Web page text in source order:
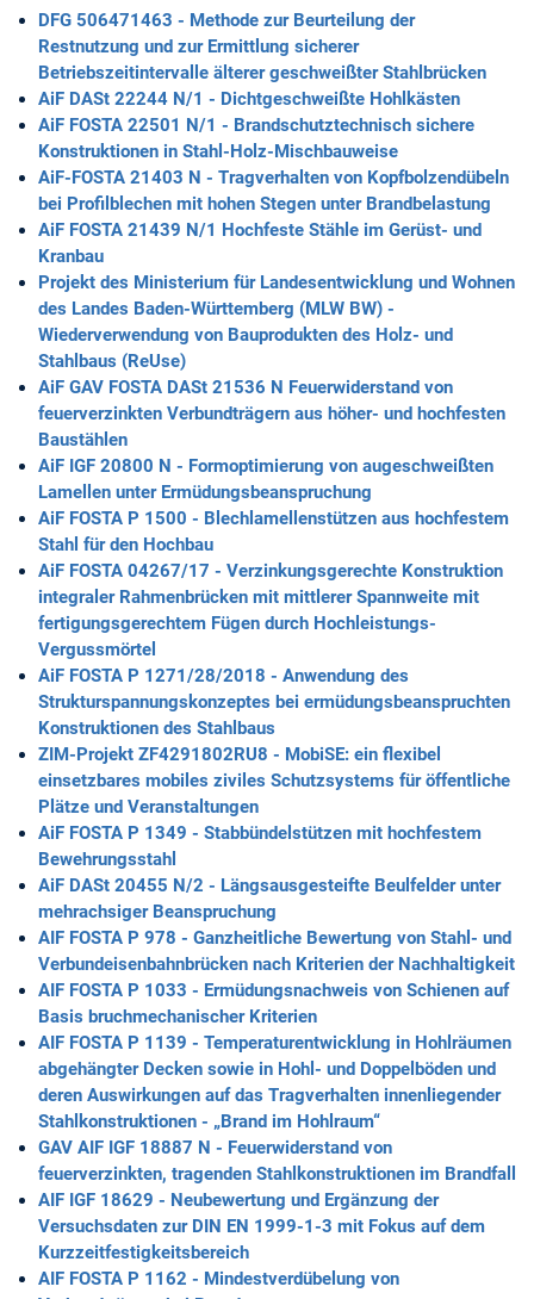
DFG 506471463 - Methode zur Beurteilung der
Restnutzung und zur Ermittlung sicherer
Betriebszeitintervalle älterer geschweißter Stahlbrücken
AiF DASt 22244 N/1 - Dichtgeschweißte Hohlkästen
AiF FOSTA 22501 N/1 - Brandschutztechnisch sichere
Konstruktionen in Stahl-Holz-Mischbauweise
AiF-FOSTA 21403 N - Tragverhalten von Kopfbolzendübeln
bei Profilblechen mit hohen Stegen unter Brandbelastung
AiF FOSTA 21439 N/1 Hochfeste Stähle im Gerüst- und
Kranbau
Projekt des Ministerium für Landesentwicklung und Wohnen
des Landes Baden-Württemberg (MLW BW) -
Wiederverwendung von Bauprodukten des Holz- und
Stahlbaus (ReUse)
AiF GAV FOSTA DASt 21536 N Feuerwiderstand von
feuerverzinkten Verbundträgern aus höher- und hochfesten
Baustählen
AiF IGF 20800 N - Formoptimierung von augeschweißten
Lamellen unter Ermüdungsbeanspruchung
AiF FOSTA P 1500 - Blechlamellenstützen aus hochfestem
Stahl für den Hochbau
AiF FOSTA 04267/17 - Verzinkungsgerechte Konstruktion
integraler Rahmenbrücken mit mittlerer Spannweite mit
fertigungsgerechtem Fügen durch Hochleistungs-
Vergussmörtel
AiF FOSTA P 1271/28/2018 - Anwendung des
Strukturspannungskonzeptes bei ermüdungsbeanspruchten
Konstruktionen des Stahlbaus
ZIM-Projekt ZF4291802RU8 - MobiSE: ein flexibel
einsetzbares mobiles ziviles Schutzsystems für öffentliche
Plätze und Veranstaltungen
AiF FOSTA P 1349 - Stabbündelstützen mit hochfestem
Bewehrungsstahl
AiF DASt 20455 N/2 - Längsausgesteifte Beulfelder unter
mehrachsiger Beanspruchung
AIF FOSTA P 978 - Ganzheitliche Bewertung von Stahl- und
Verbundeisenbahnbrücken nach Kriterien der Nachhaltigkeit
AIF FOSTA P 1033 - Ermüdungsnachweis von Schienen auf
Basis bruchmechanischer Kriterien
AIF FOSTA P 1139 - Temperaturentwicklung in Hohlräumen
abgehängter Decken sowie in Hohl- und Doppelböden und
deren Auswirkungen auf das Tragverhalten innenliegender
Stahlkonstruktionen - „Brand im Hohlraum“
GAV AIF IGF 18887 N - Feuerwiderstand von
feuerverzinkten, tragenden Stahlkonstruktionen im Brandfall
AIF IGF 18629 - Neubewertung und Ergänzung der
Versuchsdaten zur DIN EN 1999-1-3 mit Fokus auf dem
Kurzzeitfestigkeitsbereich
AIF FOSTA P 1162 - Mindestverdübelung von